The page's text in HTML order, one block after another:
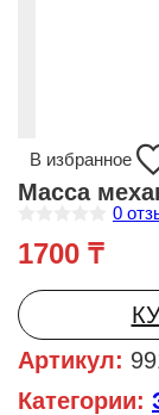
В избранное
Масса
ц
е
к
а
0
и
з
5
0
1700 ₸
Артикул:
Категории: